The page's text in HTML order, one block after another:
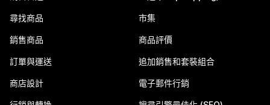
尋找商品
銷售商品
訂單與運送
商店設計
市集
商品評價
追加銷售和套裝組合
電子郵件行銷